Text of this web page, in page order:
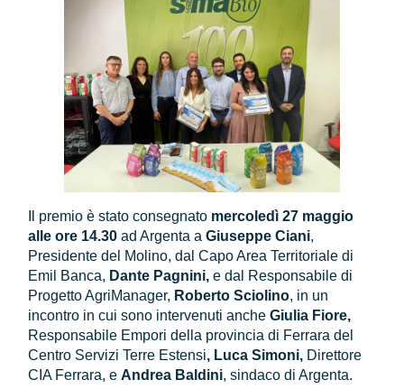
Il premio è stato consegnato mercoledì 27 maggio
alle ore 14.30 ad Argenta aGiuseppe Ciani,
Presidente del Molino, dal Capo Area Territoriale di
Emil Banca, Dante Pagnini, e dal Responsabile di
Progetto AgriManager, Roberto Sciolino, in un
incontro in cui sono intervenuti ancheGiulia Fiore,
Responsabile Empori della provincia di Ferrara del
Centro Servizi Terre Estensi, Luca Simoni, Direttore
CIA Ferrara, eAndrea Baldini, sindaco di Argenta.